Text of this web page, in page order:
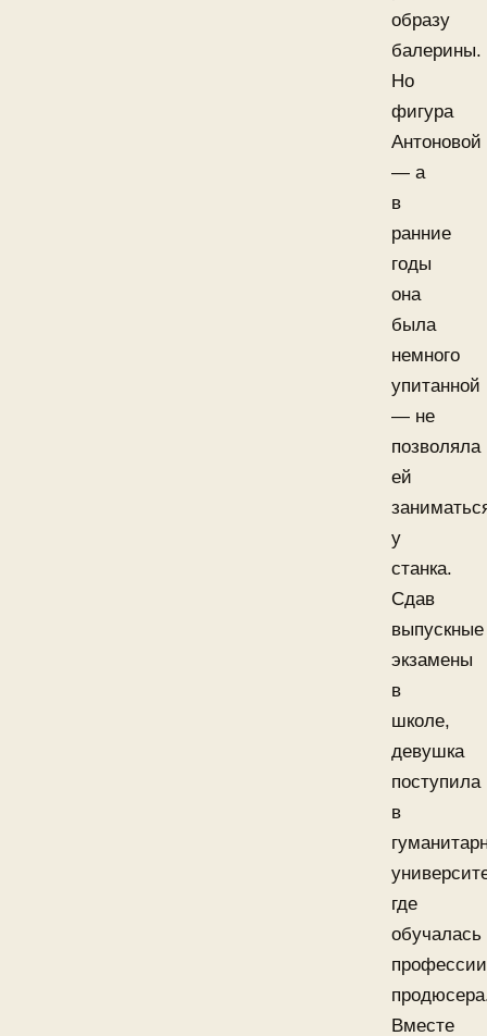
образу
балерины.
Но
фигура
Антоновой
— а
в
ранние
годы
она
была
немного
упитанной
— не
позволяла
ей
у
станка.
Сдав
выпускные
экзамены
в
школе,
девушка
поступила
в
где
обучалась
профессии
Вместе